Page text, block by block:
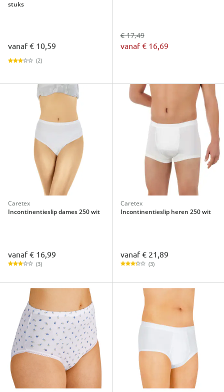
stuks
vanaf€ 10,59
(2)
€ 17,49
vanaf€ 16,69
Caretex
Incontinentieslip dames 250 wit
vanaf€ 16,99
(3)
Caretex
Incontinentieslip heren 250 wit
vanaf€ 21,89
(3)